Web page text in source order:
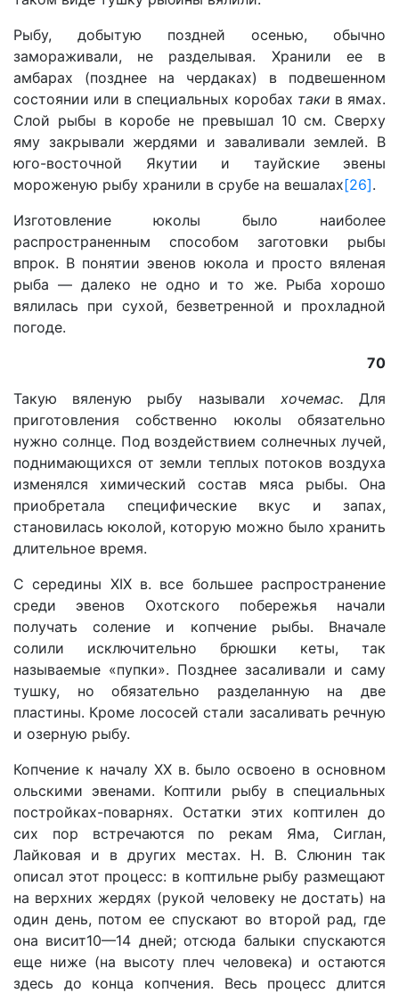
Рыбу, добытую поздней осенью, обычно
замораживали, не разделывая. Хранили ее в
амбарах (позднее на чердаках) в подвешенном
состоянии или в специальных коробах таки в ямах.
Слой рыбы в коробе не превышал 10 см. Сверху
яму закрывали жердями и заваливали землей. В
юго-восточной Якутии и тауйские эвены
мороженую рыбу хранили в срубе на вешалах[26].
Изготовление юколы было наиболее
распространенным способом заготовки рыбы
впрок. В понятии эвенов юкола и просто вяленая
рыба — далеко не одно и то же. Рыба хорошо
вялилась при сухой, безветренной и прохладной
погоде.
70
Такую вяленую рыбу называли хочемас.Для
приготовления собственно юколы обязательно
нужно солнце. Под воздействием солнечных лучей,
поднимающихся от земли теплых потоков воздуха
изменялся химический состав мяса рыбы. Она
приобретала специфические вкус и запах,
становилась юколой, которую можно было хранить
длительное время.
С середины XIX в. все большее распространение
среди эвенов Охотского побережья начали
получать соление и копчение рыбы. Вначале
солили исключительно брюшки кеты, так
называемые «пупки». Позднее засаливали и саму
тушку, но обязательно разделанную на две
пластины. Кроме лососей стали засаливать речную
и озерную рыбу.
Копчение к началу XX в. было освоено в основном
ольскими эвенами. Коптили рыбу в специальных
постройках-поварнях. Остатки этих коптилен до
сих пор встречаются по рекам Яма, Сиглан,
Лайковая и в других местах. Н. В. Слюнин так
описал этот процесс: в коптильне рыбу размещают
на верхних жердях (рукой человеку не достать) на
один день, потом ее спускают во второй рад, где
она висит10—14 дней; отсюда балыки спускаются
еще ниже (на высоту плеч человека) и остаются
здесь до конца копчения. Весь процесс длится